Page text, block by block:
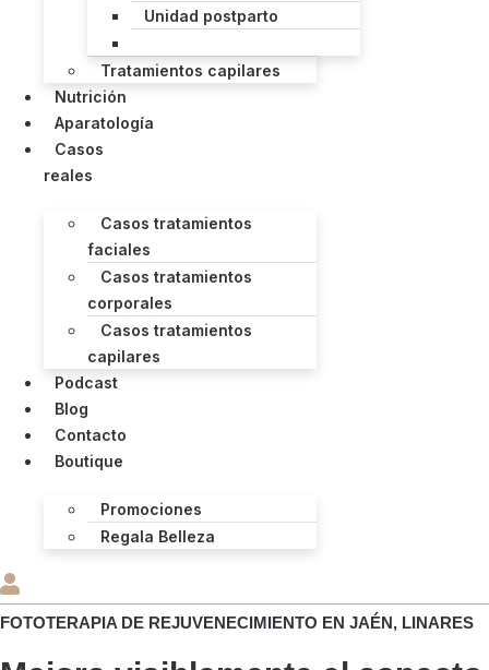
Unidad postparto
Tratamientos capilares
Nutrición
Aparatología
Casos
reales
Casos tratamientos
faciales
Casos tratamientos
corporales
Casos tratamientos
capilares
Podcast
Blog
Contacto
Boutique
Promociones
Regala Belleza
FOTOTERAPIA DE REJUVENECIMIENTO EN JAÉN, LINARES